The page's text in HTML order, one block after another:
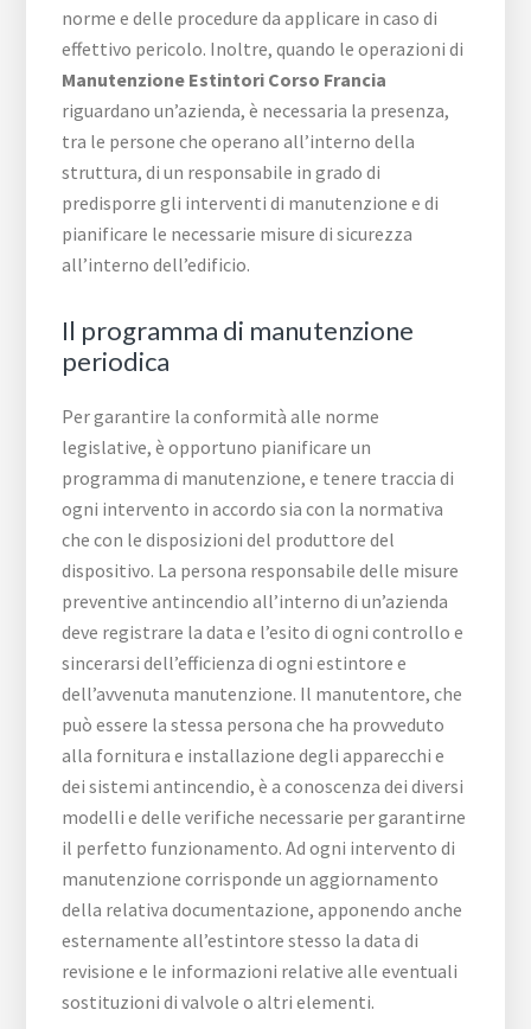
norme e delle procedure da applicare in caso di
effettivo pericolo. Inoltre, quando le operazioni di
Manutenzione Estintori Corso Francia
riguardano un’azienda, è necessaria la presenza,
tra le persone che operano all’interno della
struttura, di un responsabile in grado di
predisporre gli interventi di manutenzione e di
pianificare le necessarie misure di sicurezza
all’interno dell’edificio.
Il programma di manutenzione
periodica
Per garantire la conformità alle norme
legislative, è opportuno pianificare un
programma di manutenzione, e tenere traccia di
ogni intervento in accordo sia con la normativa
che con le disposizioni del produttore del
dispositivo. La persona responsabile delle misure
preventive antincendio all’interno di un’azienda
deve registrare la data e l’esito di ogni controllo e
sincerarsi dell’efficienza di ogni estintore e
dell’avvenuta manutenzione. Il manutentore, che
può essere la stessa persona che ha provveduto
alla fornitura e installazione degli apparecchi e
dei sistemi antincendio, è a conoscenza dei diversi
modelli e delle verifiche necessarie per garantirne
il perfetto funzionamento. Ad ogni intervento di
manutenzione corrisponde un aggiornamento
della relativa documentazione, apponendo anche
esternamente all’estintore stesso la data di
revisione e le informazioni relative alle eventuali
sostituzioni di valvole o altri elementi.